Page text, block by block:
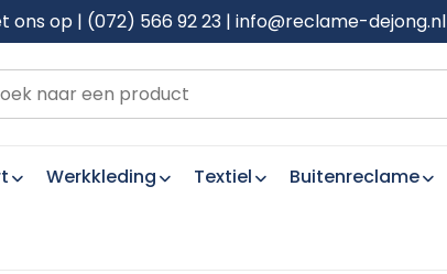
op | (072) 566 92 23 | info@reclame-dejong.nl
Werkkleding Textiel Buitenreclame